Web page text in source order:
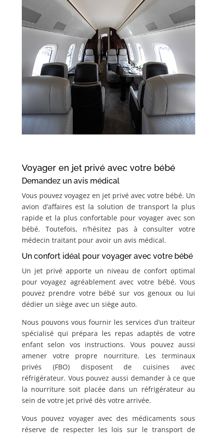
Voyager en jet privé avec votre bébé
Demandez un avis médical
Vous pouvez voyagez en jet privé avec votre bébé. Un
avion d’affaires est la solution de transport la plus
rapide et la plus confortable pour voyager avec son
bébé. Toutefois, n’hésitez pas à consulter votre
médecin traitant pour avoir un avis médical.
Un confort idéal pour voyager avec votre bébé
Un jet privé apporte un niveau de confort optimal
pour voyagez agréablement avec votre bébé. Vous
pouvez prendre votre bébé sur vos genoux ou lui
dédier un siège avec un siège auto.
Nous pouvons vous fournir les services d’un traiteur
spécialisé qui prépara les repas adaptés de votre
enfant selon vos instructions. Vous pouvez aussi
amener votre propre nourriture. Les terminaux
privés (FBO) disposent de cuisines avec
réfrigérateur. Vous pouvez aussi demander à ce que
la nourriture soit placée dans un réfrigérateur au
sein de votre jet privé dès votre arrivée.
Vous pouvez voyager avec des médicaments sous
réserve de respecter les lois sur le transport de